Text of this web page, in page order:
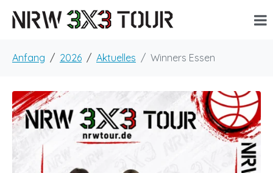
Anfang 2026 Aktuelles Winners Essen